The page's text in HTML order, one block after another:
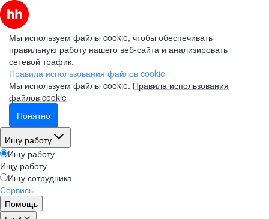
Мы используем файлы cookie, чтобы обеспечивать
правильную работу нашего веб-сайта и анализировать
сетевой трафик.
Правила использования файлов cookie
Мы используем файлы cookie. Правила использования
файлов cookie
Понятно
Ищу работу
Ищу работу
Ищу работу
Ищу сотрудника
Сервисы
Помощь